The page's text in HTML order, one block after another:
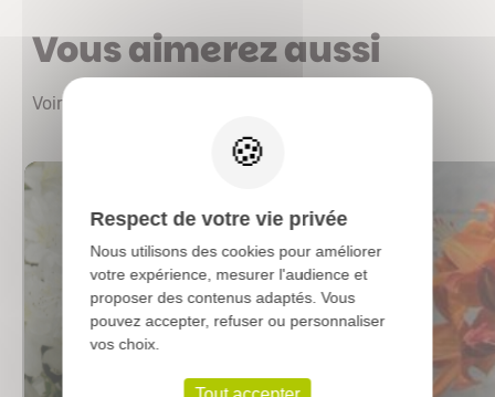
Vous aimerez aussi
Voir les autres produits
Respect de votre vie privée
Nous utilisons des cookies pour améliorer
votre expérience, mesurer l'audience et
proposer des contenus adaptés. Vous
pouvez accepter, refuser ou personnaliser
vos choix.